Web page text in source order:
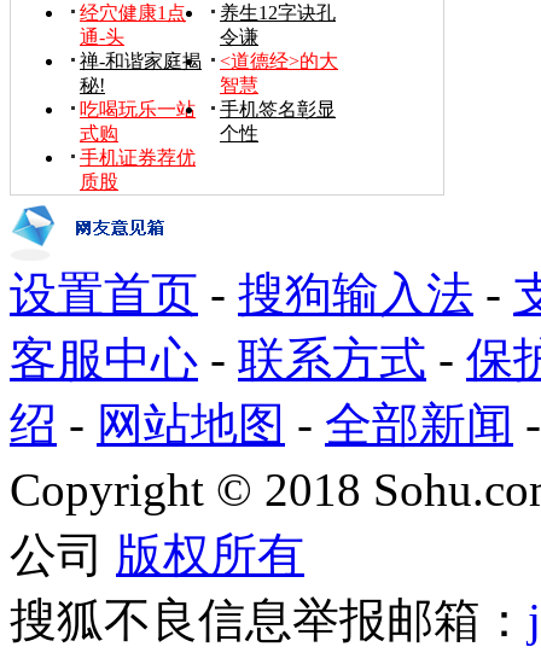
经穴健康1点
通-头
养生12字诀孔
令谦
禅-和谐家庭揭
秘!
<道德经>的大
智慧
吃喝玩乐一站
式购
手机签名彰显
个性
手机证券荐优
质股
设置首页 - 搜狗输入法 -
客服中心 - 联系方式 - 保
绍 - 网站地图 - 全部新闻
Copyright © 2018
公司 版权所有
搜狐不良信息举报邮箱：